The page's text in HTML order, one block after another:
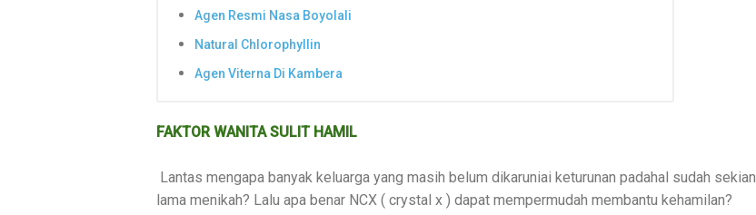
Agen Resmi Nasa Boyolali
Natural Chlorophyllin
Agen Viterna Di Kambera
FAKTOR WANITA SULIT HAMIL
Lantas mengapa banyak keluarga yang masih belum dikaruniai keturunan padahal sudah sekian
lama menikah? Lalu apa benar NCX ( crystal x ) dapat mempermudah membantu kehamilan?